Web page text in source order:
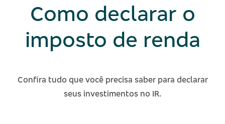
Como declarar o
imposto de renda
Confira tudo que você precisa saber para declarar
seus investimentos no IR.